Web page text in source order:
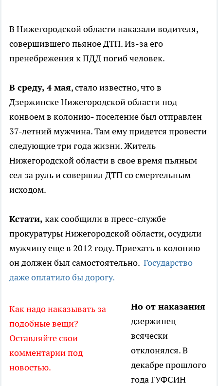
В Нижегородской области наказали водителя,
совершившего пьяное ДТП. Из-за его
пренебрежения к ПДД погиб человек.
В среду, 4 мая, стало известно, что в
Дзержинске Нижегородской области под
конвоем в колонию- поселение был отправлен
37-летний мужчина. Там ему придется провести
следующие три года жизни. Житель
Нижегородской области в свое время пьяным
сел за руль и совершил ДТП со смертельным
исходом.
Кстати, как сообщили в пресс-службе
прокуратуры Нижегородской области, осудили
мужчину еще в 2012 году. Приехать в колонию
он должен был самостоятельно. Государство
даже оплатило бы дорогу.
Как надо наказывать за
подобные вещи?
Оставляйте свои
комментарии под
новостью.
Но от наказания
дзержинец
всячески
отклонялся. В
декабре прошлого
года ГУФСИН